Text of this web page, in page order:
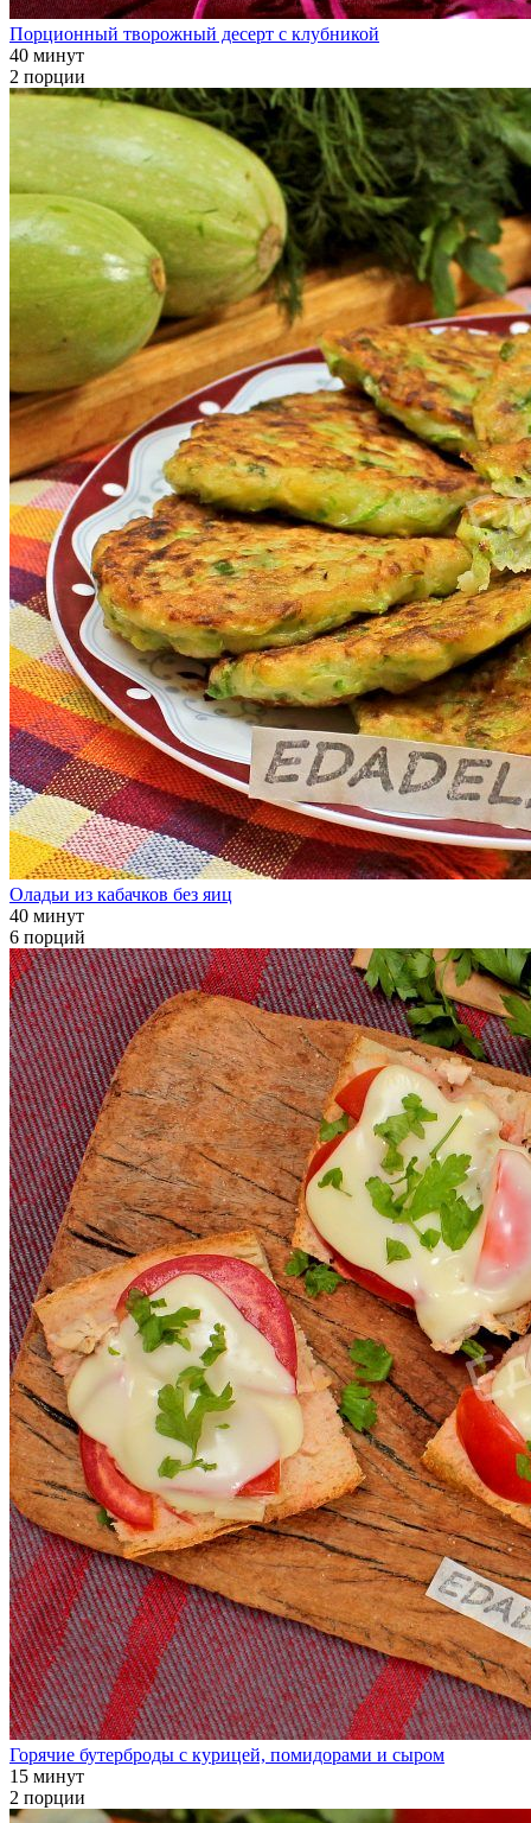
Порционный творожный десерт с клубникой
40 минут
2 порции
Оладьи из кабачков без яиц
40 минут
6 порций
Горячие бутерброды с курицей, помидорами и сыром
15 минут
2 порции